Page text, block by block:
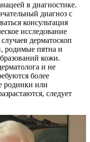
в диагностике.
диагноз с
консультация
исследование
дерматоскоп
родимые пятна и
кожи.
и не
более
родинки или
следует